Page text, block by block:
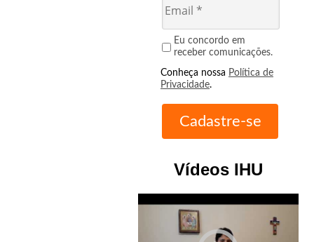
Eu concordo em
receber comunicações.
Conheça nossa Política de
Privacidade.
Vídeos IHU